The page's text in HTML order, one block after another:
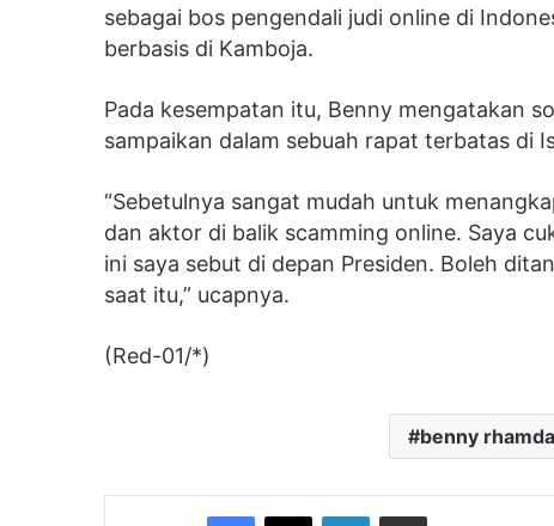
sebagai bos pengendali judi online di
berbasis di Kamboja.
Pada kesempatan itu, Benny mengatakan
sampaikan dalam sebuah rapat terbatas di
“Sebetulnya sangat mudah untuk
dan aktor di balik scamming online. Saya
ini saya sebut di depan Presiden. Boleh
saat itu,” ucapnya.
(Red-01/*)
benny
Facebook
X LinkedInShare via Email